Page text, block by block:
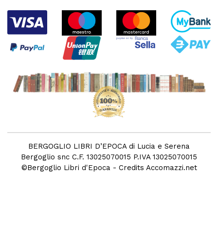
BERGOGLIO LIBRI D’EPOCA di Lucia e Serena
Bergoglio snc C.F. 13025070015 P.IVA 13025070015
©Bergoglio Libri d'Epoca - Credits Accomazzi.net